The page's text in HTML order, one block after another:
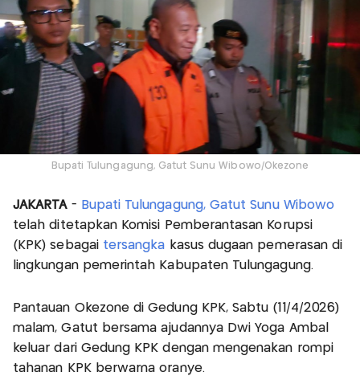
Bupati Tulungagung, Gatut Sunu Wibowo/Okezone
JAKARTA - Bupati Tulungagung, Gatut Sunu Wibowo
telah ditetapkan Komisi Pemberantasan Korupsi
(KPK) sebagai tersangka kasus dugaan pemerasan di
lingkungan pemerintah Kabupaten Tulungagung.
Pantauan Okezone di Gedung KPK, Sabtu (11/4/2026)
malam, Gatut bersama ajudannya Dwi Yoga Ambal
keluar dari Gedung KPK dengan mengenakan rompi
tahanan KPK berwarna oranye.